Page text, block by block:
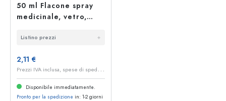
50 ml Flacone spray
medicinale, vetro,
18
Listino prezzi
2,11 €
P
rezzi IVA inclusa, spese di spedizione escluse
Disponibile immediatamente.
Pronto per la spedizione in: 1-2 giorni